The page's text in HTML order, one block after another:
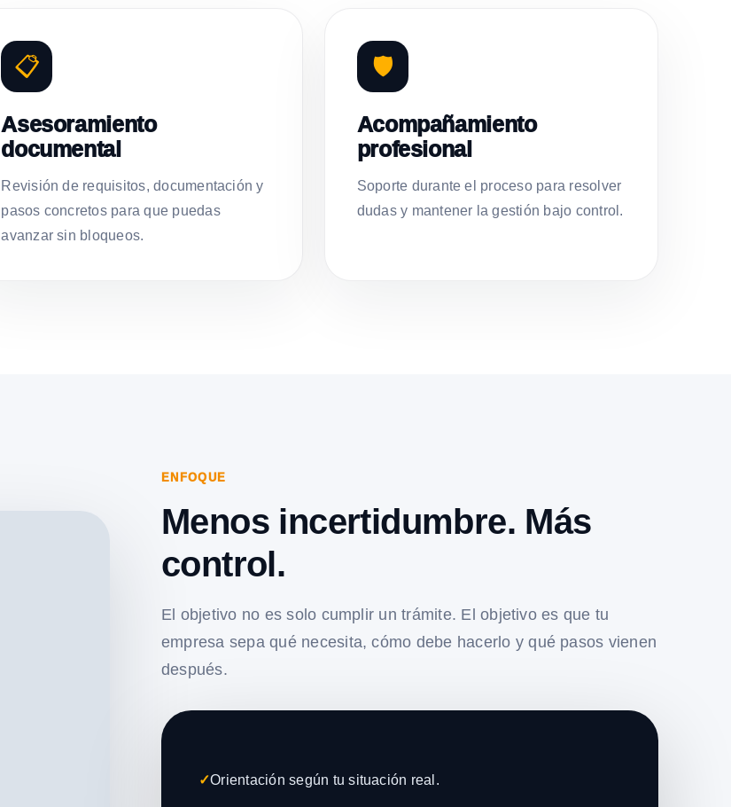
📋
Asesoramiento
documental
Revisión de requisitos, documentación y
pasos concretos para que puedas
avanzar sin bloqueos.
🛡️
Acompañamiento
profesional
Soporte durante el proceso para resolver
dudas y mantener la gestión bajo control.
ENFOQUE
Menos incertidumbre. Más
control.
El objetivo no es solo cumplir un trámite. El objetivo es que tu
empresa sepa qué necesita, cómo debe hacerlo y qué pasos vienen
después.
✓Orientación según tu situación real.